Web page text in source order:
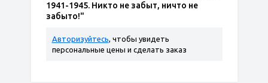
1941-1945. Никто не забыт, ничто не
забыто!"
Авторизуйтесь, чтобы увидеть
персональные цены и сделать заказ